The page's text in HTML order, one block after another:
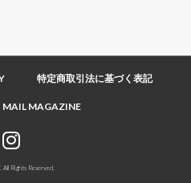
特定商取引法に基づく表記
MAIL MAGAZINE
All Rights Reserved.